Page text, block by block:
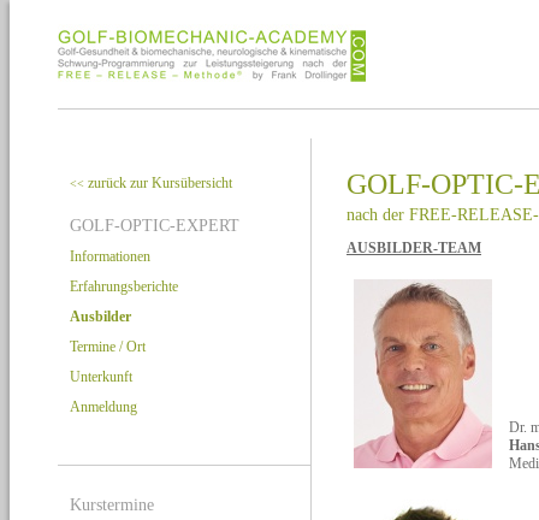
<< zurück zur Kursübersicht
GOLF-OPTIC-EXPERT
Informationen
Erfahrungsberichte
Ausbilder
Termine / Ort
Unterkunft
Anmeldung
Kurstermine
GOLF-OPTIC-
nach der FREE-
AUSBILDER-TEAM
Dr.